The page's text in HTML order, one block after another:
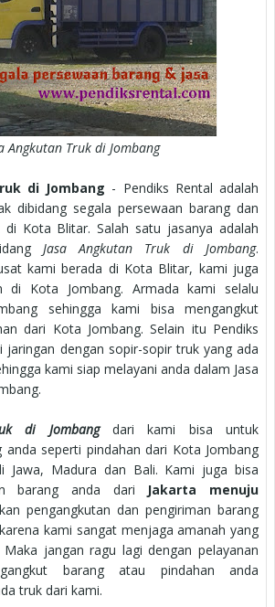
Angkutan Truk di Jombang
di Jombang - Pendiks Rental adalah
dibidang segala persewaan barang dan
Kota Blitar. Salah satu jasanya adalah
Jasa Angkutan Truk di Jombang.
kami berada di Kota Blitar, kami juga
di Kota Jombang. Armada kami selalu
sehingga kami bisa mengangkut
dari Kota Jombang. Selain itu Pendiks
jaringan dengan sopir-sopir truk yang ada
kami siap melayani anda dalam Jasa
di Jombang
dari kami bisa untuk
anda seperti pindahan dari Kota Jombang
Jawa, Madura dan Bali. Kami juga bisa
barang anda dari Jakarta menuju
pengangkutan dan pengiriman barang
kami sangat menjaga amanah yang
jangan ragu lagi dengan pelayanan
barang atau pindahan anda
truk dari kami.